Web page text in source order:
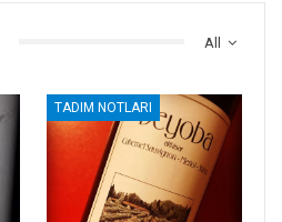
All
TADIM NOTLARI